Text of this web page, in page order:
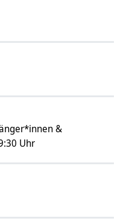
&
Uhr